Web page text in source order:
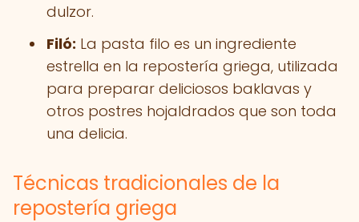
dulzor.
Filó: La pasta filo es un ingrediente
estrella en la repostería griega, utilizada
para preparar deliciosos baklavas y
otros postres hojaldrados que son toda
una delicia.
Técnicas tradicionales de la
repostería griega